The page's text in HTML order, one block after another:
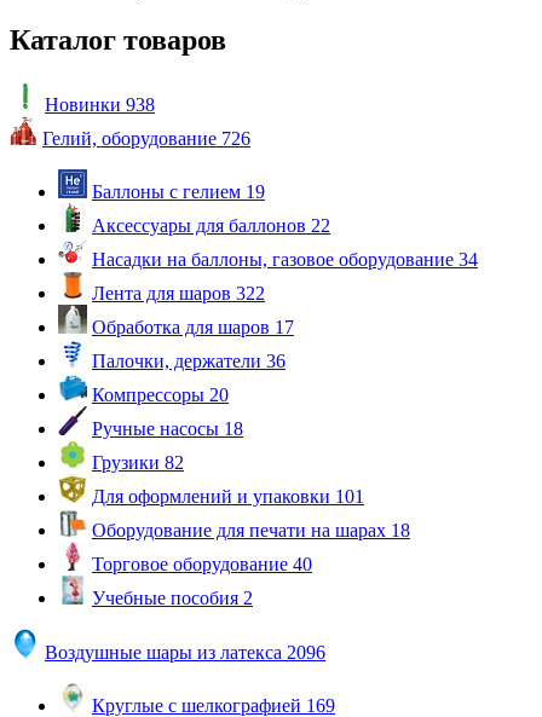
Каталог товаров
Новинки 938
Гелий, оборудование 726
Баллоны с гелием 19
Аксессуары для баллонов 22
Насадки на баллоны, газовое оборудование 34
Лента для шаров 322
Обработка для шаров 17
Палочки, держатели 36
Компрессоры 20
Ручные насосы 18
Грузики 82
Для оформлений и упаковки 101
Оборудование для печати на шарах 18
Торговое оборудование 40
Учебные пособия 2
Воздушные шары из латекса 2096
Круглые с шелкографией 169